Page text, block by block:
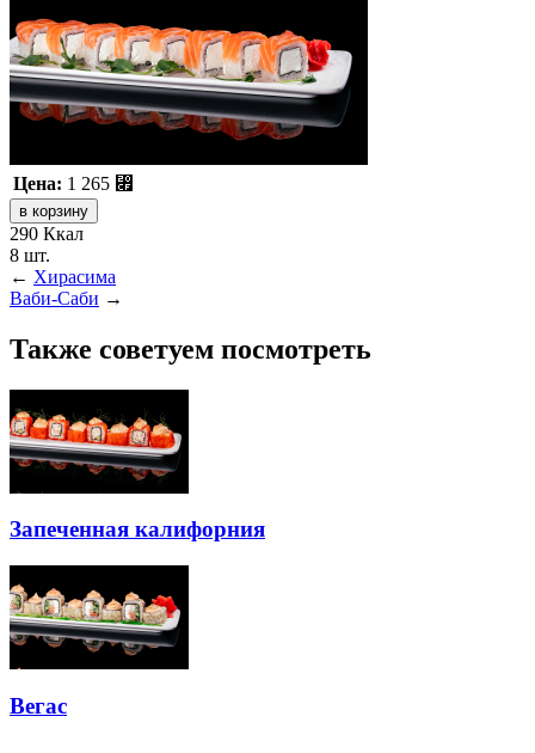
Цена: 1 265 ⃏
290 Ккал
8 шт.
← Хирасима
Ваби-Саби →
Также советуем посмотреть
Запеченная калифорния
Вегас